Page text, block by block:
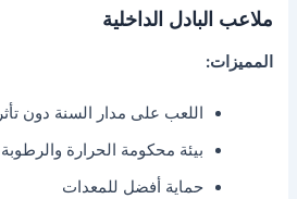
ملاعب البادل الداخلية
المميزات:
اللعب على مدار السنة دون
بيئة محكومة الحرارة والرطوبة
حماية أفضل للمعدات